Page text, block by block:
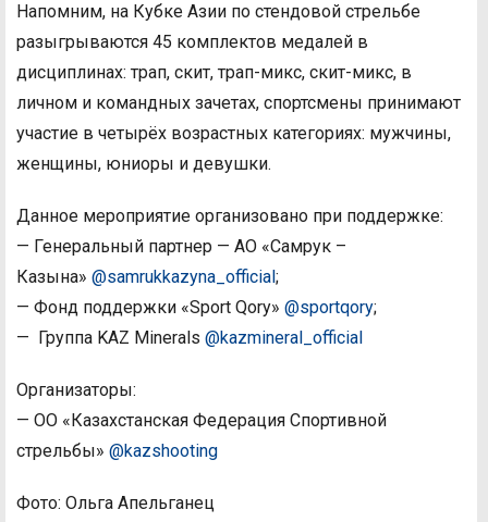
Напомним, на Кубке Азии по стендовой стрельбе
разыгрываются 45 комплектов медалей в
дисциплинах: трап, скит, трап-микс, скит-микс, в
личном и командных зачетах, спортсмены принимают
участие в четырёх возрастных категориях: мужчины,
женщины, юниоры и девушки.
Данное мероприятие организовано при поддержке:
— Генеральный партнер — АО «Самрук –
Казына» @samrukkazyna_official;
— Фонд поддержки «Sport Qory» @sportqory;
— Группа KAZ Minerals @kazmineral_official
Организаторы:
— ОО «Казахстанская Федерация Спортивной
стрельбы» @kazshooting
Фото: Ольга Апельганец